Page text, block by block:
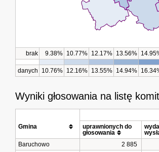
brak 9.38% 10.77% 12.17% 13.56%
danych 10.76% 12.16% 13.55% 14.94%
Wyniki głosowania na listę
uprawnionych do
głosowania
Baruchowo
2 885